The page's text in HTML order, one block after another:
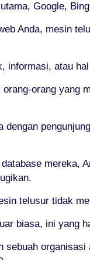
Google,
Anda, mesin
informasi, atau
orang yang
mereka,
telusur tidak
biasa, ini yang
organisasi